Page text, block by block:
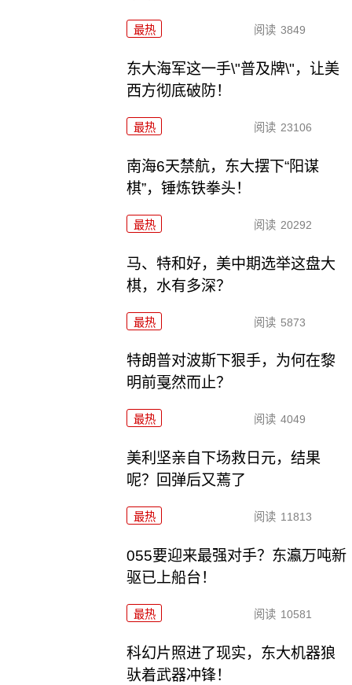
最热 阅读 3849
东大海军这一手\"普及牌\"，让美
西方彻底破防！
最热 阅读 23106
南海6天禁航，东大摆下“阳谋
棋”，锤炼铁拳头！
最热 阅读 20292
马、特和好，美中期选举这盘大
棋，水有多深？
最热 阅读 5873
特朗普对波斯下狠手，为何在黎
明前戛然而止？
最热 阅读 4049
美利坚亲自下场救日元，结果
呢？回弹后又蔫了
最热 阅读 11813
055要迎来最强对手？东瀛万吨新
驱已上船台！
最热 阅读 10581
科幻片照进了现实，东大机器狼
驮着武器冲锋！